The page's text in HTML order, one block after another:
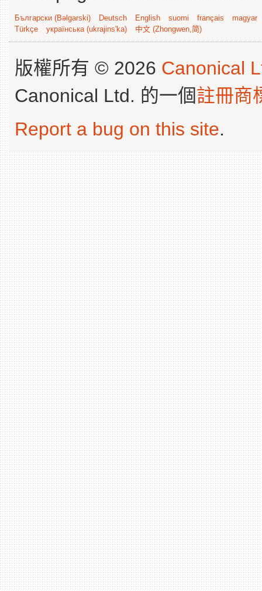
Български (Bəlgarski) Deutsch English suomi français
magyar
Türkçe
українська (ukrajins'ka) 中文 (Zhongwen,简)
版權所有 © 2026 Canonical
Canonical Ltd. 的一個註冊商
Report a bug on this site.